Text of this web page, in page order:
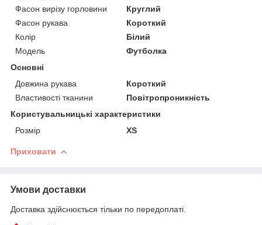
Фасон вирізу горловини
Круглий
Фасон рукава
Короткий
Колір
Білий
Модель
Футболка
Основні
Довжина рукава
Короткий
Властивості тканини
Повітропроникність
Користувальницькі характеристики
Розмір
XS
Приховати
Умови доставки
Доставка здійснюється тільки по передоплаті.